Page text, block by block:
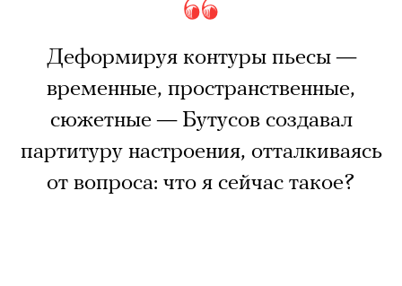
Деформируя контуры пьесы —
временные, пространственные,
сюжетные — Бутусов создавал
партитуру настроения, отталкиваясь
от вопроса: что я сейчас такое?